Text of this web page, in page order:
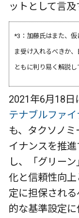
ットとして言及
*3：加藤氏はまた、仮
ま受け入れるべきか
ともに判り易く解説し
2021年6月18
テナブルファ
も、タクソノ
イナンスを推
し、「グリー
化と信頼性向
定に担保され
的な基準設定